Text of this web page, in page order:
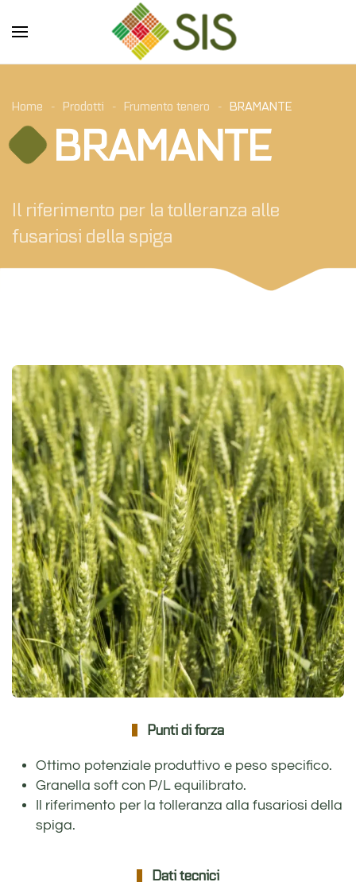
Skip to main content
Home Prodotti Frumento tenero BRAMANTE
BRAMANTE
Il riferimento per la tolleranza alle
fusariosi della spiga
Punti di forza
Ottimo potenziale produttivo e peso specifico.
Granella soft con P/L equilibrato.
Il riferimento per la tolleranza alla fusariosi della
spiga.
Dati tecnici